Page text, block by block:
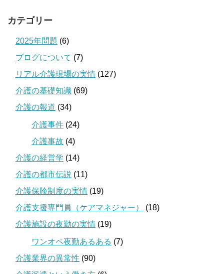
カテゴリー
2025年問題 (6)
ブログについて (7)
リアル介護現場の実情 (127)
介護の基礎知識 (69)
介護の報道 (34)
介護事件 (24)
介護事故 (4)
介護の経営学 (14)
介護の都市伝説 (11)
介護保険制度の実情 (19)
介護支援専門員（ケアマネジャー）
(18)
介護施設の夜勤の実情 (19)
ワンオペ夜勤あるある (7)
介護業界の異常性 (90)